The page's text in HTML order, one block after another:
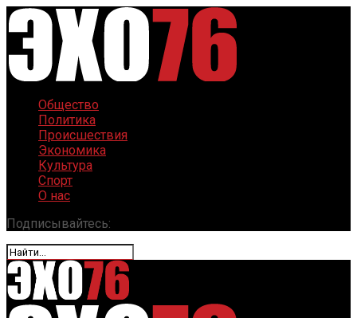
Общество
Политика
Происшествия
Экономика
Культура
Спорт
О нас
Подписывайтесь: